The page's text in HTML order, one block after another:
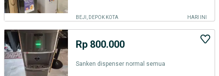
BEJI, DEPOK KOTA HARI INI
Rp 800.000
Sanken dispenser normal semua